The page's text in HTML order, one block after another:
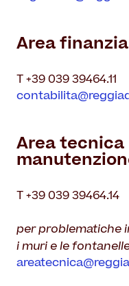
Area
T +39 039 39464.11
Area
T +39 039 39464.14
per problematiche
i muri e le